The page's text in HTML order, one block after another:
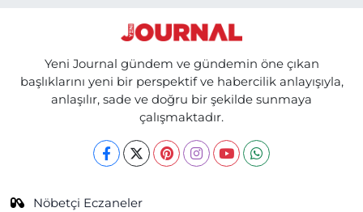
Yeni Journal gündem ve gündemin öne çıkan
başlıklarını yeni bir perspektif ve habercilik anlayışıyla,
anlaşılır, sade ve doğru bir şekilde sunmaya
çalışmaktadır.
Nöbetçi Eczaneler